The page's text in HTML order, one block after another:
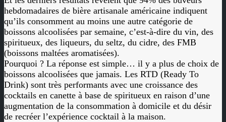
hebdomadaires de bière artisanale américaine indiquent
qu’ils consomment au moins une autre catégorie de
boissons alcoolisées par semaine, c’est-à-dire du vin, des
spiritueux, des liqueurs, du seltz, du cidre, des FMB
(boissons maltées aromatisées).
Pourquoi ? La réponse est simple… il y a plus de choix de
boissons alcoolisées que jamais. Les RTD (Ready To
Drink) sont très performants avec une croissance des
cocktails en canette à base de spiritueux en raison d’une
augmentation de la consommation à domicile et du désir
de recréer l’expérience cocktail à la maison.